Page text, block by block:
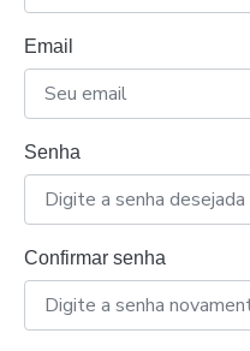
Email
Senha
Confirmar senha